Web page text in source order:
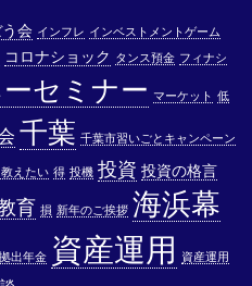
会 インフレ インベストメントゲーム
コロナショック タンス預金 フィナシ
セミナー マーケット 低
千葉 千葉市習いごとキャンペーン
えたい 得 投機 投資 投資の格言
育 損 新年のご挨拶 海浜幕
出年金 資産運用 資産運用